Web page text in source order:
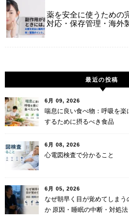
薬を安全に使うための
対応・保存管理・海外
最近の投稿
6月 09, 2026
喘息に良い食べ物：呼吸を楽
するために摂るべき食品
6月 08, 2026
心電図検査で分かること
6月 05, 2026
なぜ朝早く目が覚めてしまう
か 原因・睡眠の中断・対処法